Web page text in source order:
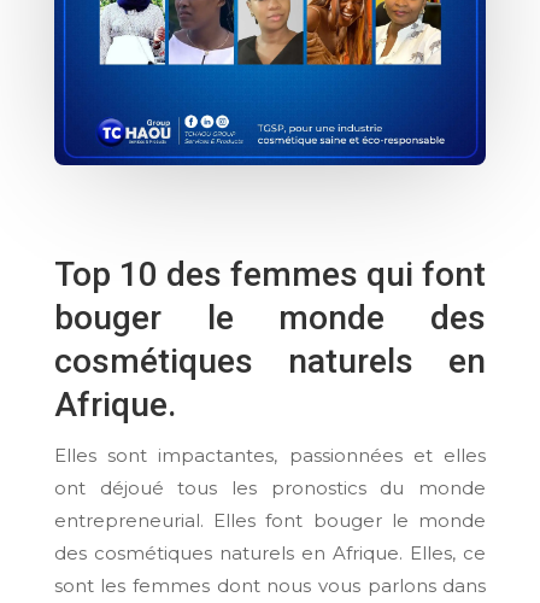
Top 10 des femmes qui font
bouger le monde des
cosmétiques naturels en
Afrique.
Elles sont impactantes, passionnées et elles
ont déjoué tous les pronostics du monde
entrepreneurial. Elles font bouger le monde
des cosmétiques naturels en Afrique. Elles, ce
sont les femmes dont nous vous parlons dans